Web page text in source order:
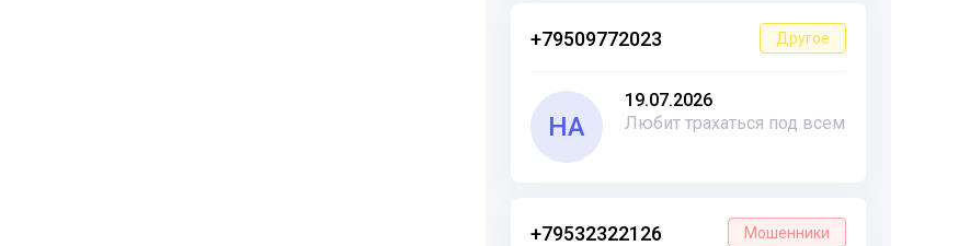
+79509772023 Другое
НА
19.07.2026
Любит трахаться под всем
+79532322126 Мошенники